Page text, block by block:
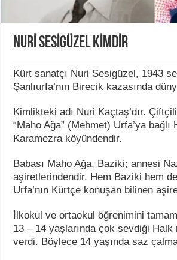
NURİ SESİGÜZEL KİMDİR
Kürt sanatçı Nuri Sesigüzel, 1943
Şanlıurfa’nın Birecik kazasında
Kimlikteki adı Nuri Kaçtaş’dır.
“Maho Ağa” (Mehmet) Urfa’ya
Karamezra köyündendir.
Babası Maho Ağa, Baziki; annesi
aşiretlerindendir. Hem Baziki hem
Urfa’nın Kürtçe konuşan bilinen
İlkokul ve ortaokul öğrenimini
13 – 14 yaşlarında çok sevdiği Halk
verdi. Böylece 14 yaşında saz